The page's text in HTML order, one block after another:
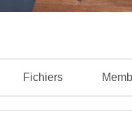
Fichiers